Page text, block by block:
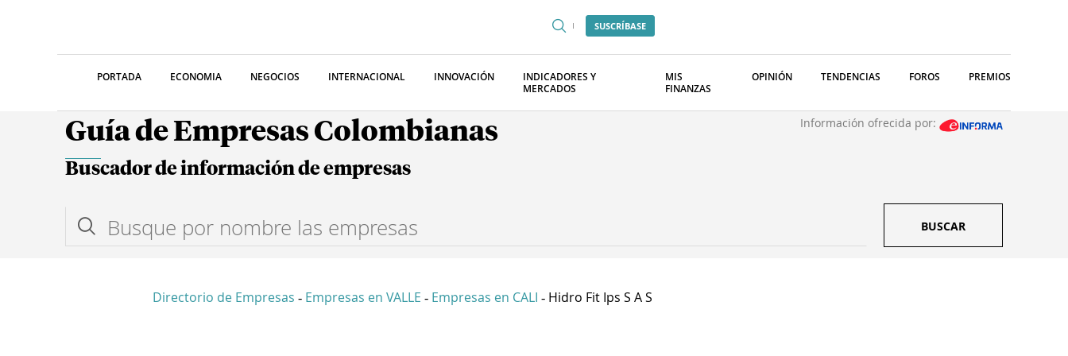
SUSCRÍBASE
PORTADA ECONOMIA NEGOCIOS INTERNACIONAL INNOVACIÓN
INDICADORES Y
MERCADOS
MIS
FINANZAS
OPINIÓN TENDENCIAS FOROS PREMIOS
Guía de Empresas Colombianas Información ofrecida por:
Buscador de información de empresas
BUSCAR
Directorio de Empresas - Empresas en VALLE - Empresas en CALI - Hidro Fit Ips S A S